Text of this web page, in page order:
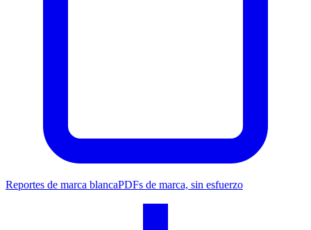
Reportes de marca blancaPDFs de marca, sin esfuerzo